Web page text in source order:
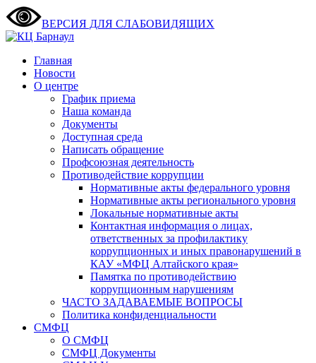
ВЕРСИЯ ДЛЯ СЛАБОВИДЯЩИХ
Главная
Новости
О центре
График приема
Наша команда
Документы
Доступная среда
Написать обращение
Профсоюзная деятельность
Противодействие коррупции
Нормативные акты федерального уровня
Нормативные акты регионального уровня
Локальные нормативные акты
Контактная информация о лицах,
ответственных за профилактику
коррупционных и иных правонарушений в
КАУ «МФЦ Алтайского края»
Памятка по противодействию
коррупционным нарушениям
ЧАСТО ЗАДАВАЕМЫЕ ВОПРОСЫ
Политика конфиденциальности
СМФЦ
О СМФЦ
СМФЦ Документы